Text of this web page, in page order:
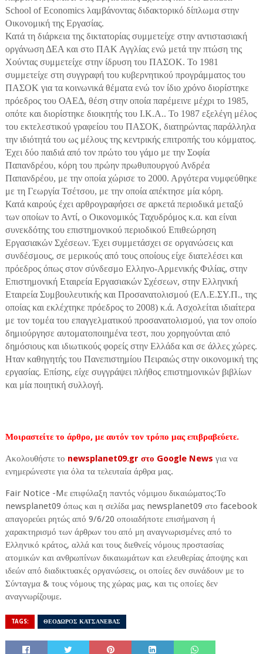
School of Economics λαμβάνοντας διδακτορικό δίπλωμα στην
Οικονομική της Εργασίας.
Κατά τη διάρκεια της δικτατορίας συμμετείχε στην αντιστασιακή
οργάνωση ΔΕΑ και στο ΠΑΚ Αγγλίας ενώ μετά την πτώση της
Χούντας συμμετείχε στην ίδρυση του ΠΑΣΟΚ. Το 1981
συμμετείχε στη συγγραφή του κυβερνητικού προγράμματος του
ΠΑΣΟΚ για τα κοινωνικά θέματα ενώ τον ίδιο χρόνο διορίστηκε
πρόεδρος του ΟΑΕΔ, θέση στην οποία παρέμεινε μέχρι το 1985,
οπότε και διορίστηκε διοικητής του Ι.Κ.Α.. Το 1987 εξελέγη μέλος
του εκτελεστικού γραφείου του ΠΑΣΟΚ, διατηρώντας παράλληλα
την ιδιότητά του ως μέλους της κεντρικής επιτροπής του κόμματος.
Έχει δύο παιδιά από τον πρώτο του γάμο με την Σοφία
Παπανδρέου, κόρη του πρώην πρωθυπουργού Ανδρέα
Παπανδρέου, με την οποία χώρισε το 2000. Αργότερα νυμφεύθηκε
με τη Γεωργία Τσέτσου, με την οποία απέκτησε μία κόρη.
Κατά καιρούς έχει αρθρογραφήσει σε αρκετά περιοδικά μεταξύ
των οποίων το Αντί, ο Οικονομικός Ταχυδρόμος κ.α. και είναι
συνεκδότης του επιστημονικού περιοδικού Επιθεώρηση
Εργασιακών Σχέσεων. Έχει συμμετάσχει σε οργανώσεις και
συνδέσμους, σε μερικούς από τους οποίους είχε διατελέσει και
πρόεδρος όπως στον σύνδεσμο Ελληνο-Αρμενικής Φιλίας, στην
Επιστημονική Εταιρεία Εργασιακών Σχέσεων, στην Ελληνική
Εταιρεία Συμβουλευτικής και Προσανατολισμού (ΕΛ.Ε.ΣΥ.Π., της
οποίας και εκλέχτηκε πρόεδρος το 2008) κ.ά. Ασχολείται ιδιαίτερα
με τον τομέα του επαγγελματικού προσανατολισμού, για τον οποίο
δημιούργησε αυτοματοποιημένα τεστ, που χορηγούνται από
δημόσιους και ιδιωτικούς φορείς στην Ελλάδα και σε άλλες χώρες.
Ηταν καθηγητής του Πανεπιστημίου Πειραιώς στην οικονομική της
εργασίας. Επίσης, είχε συγγράψει πλήθος επιστημονικών βιβλίων
και μία ποιητική συλλογή.
Μοιραστείτε το άρθρο, με αυτόν τον τρόπο μας επιβραβεύετε.
Ακολουθήστε το newsplanet09.gr στο Google News για να
ενημερώνεστε για όλα τα τελευταία άρθρα μας.
Fair Notice -Mε επιφύλαξη παντός νόμιμου δικαιώματος:Το
newsplanet09 όπως και η σελίδα μας newsplanet09 στο facebook
απαγορεύει ρητώς από 9/6/20 οποιαδήποτε επισήμανση ή
χαρακτηρισμό των άρθρων του από μη αναγνωρισμένες από το
Ελληνικό κράτος, αλλά και τους διεθνείς νόμους προστασίας
ατομικών και ανθρωπίνων δικαιωμάτων και ελευθερίας άποψης και
ιδεών από διαδικτυακές οργανώσεις, οι οποίες δεν συνάδουν με το
Σύνταγμα & τους νόμους της χώρας μας, και τις οποίες δεν
αναγνωρίζουμε.
TAGS: ΘΕΟΔΩΡΟΣ ΚΑΤΣΑΝΕΒΑΣ